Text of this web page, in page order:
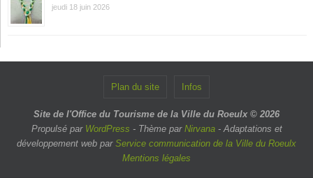
jeudi 18 juin 2026
Plan du site Infos
Site de l'Office du Tourisme de la Ville du Roeulx © 2026
Propulsé par WordPress - Thème par Nirvana- Adaptations et
développement web par Service communication de la Ville du Roeulx
Mentions légales